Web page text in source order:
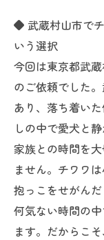
◆ 武蔵村山市で
いう選択
今回は東京都武
のご依頼でした
あり、落ち着い
しの中で愛犬と
家族との時間を
ません。チワワ
抱っこをせがん
何気ない時間の
ます。だからこ